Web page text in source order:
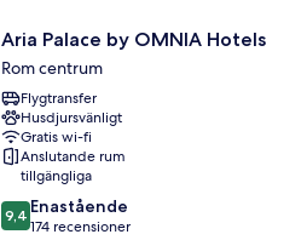
Aria
Palace
by
OMNIA
Hotels
Rom
centrum
Aria Palace by OMNIA Hotels
Rom centrum
Flygtransfer
Husdjursvänligt
Gratis wi-fi
Anslutande rum
tillgängliga
9.4
av
9,4 Enastående
174 recensioner